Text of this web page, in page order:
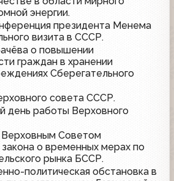
энергии.
президента Менема
визита в СССР.
о повышении
граждан в хранении
Сберегательного
совета СССР.
день работы Верховного
Верховным Советом
о временных мерах по
рынка БССР.
политическая обстановка в